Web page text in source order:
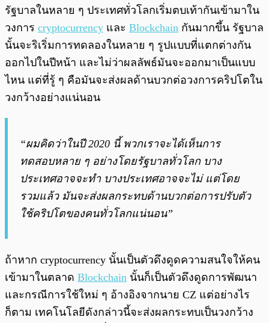
รัฐบาลในหลาย ๆ ประเทศทั่วโลกเริ่มตบเท้ากันเข้ามาใน
วงการ cryptocurrency และ Blockchain กันมากขึ้น รัฐบาล
นั้นจะริเริ่มการทดลองในหลาย ๆ รูปแบบที่แตกต่างกัน
ออกไปในปีหน้า และไม่ว่าผลลัพธ์มันจะออกมาเป็นแบบ
ไหน แต่ที่รู้ ๆ คือมันจะส่งผลด้านบวกต่อวงการคริปโตใน
วงกว้างอย่างแน่นอน
“ผมคิดว่าในปี 2020 นี้ พวกเราจะได้เห็นการ
ทดสอบหลาย ๆ อย่างโดยรัฐบาลทั่วโลก บาง
ประเทศอาจจะทำ บางประเทศอาจจะไม่ แต่โดย
รวมแล้ว มันจะส่งผลกระทบด้านบวกต่อการปรับตัว
ใช้คริปโตของคนทั่วโลกแน่นอน”
ถ้าหาก cryptocurrency นั้นเป็นตัวดึงดูดความสนใจให้คน
เข้ามาในตลาด Blockchain นั้นก็เป็นตัวดึงดูดการพัฒนา
และกรณีการใช้ใหม่ ๆ อ้างอิงจากนาย CZ แต่อย่างไร
ก็ตาม เทคโนโลยีดังกล่าวนี้จะส่งผลกระทบเป็นวงกว้าง